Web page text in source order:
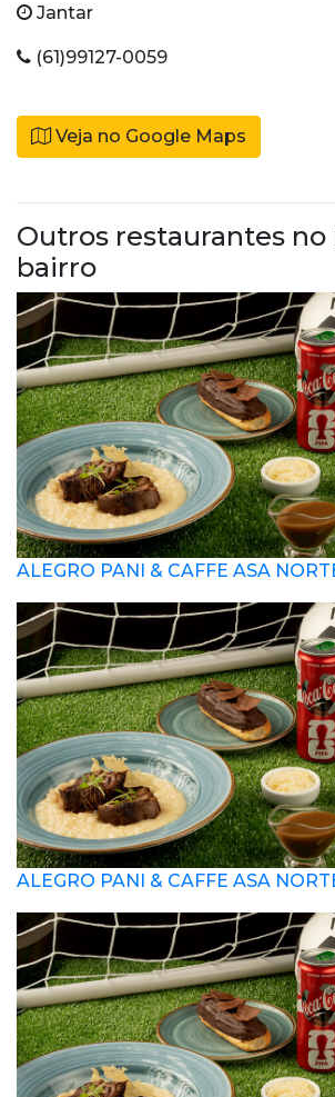
Jantar
(61)99127-0059
Veja no Google Maps
Outros restaurantes
bairro
ALEGRO PANI & CAFFE ASA
ALEGRO PANI & CAFFE ASA